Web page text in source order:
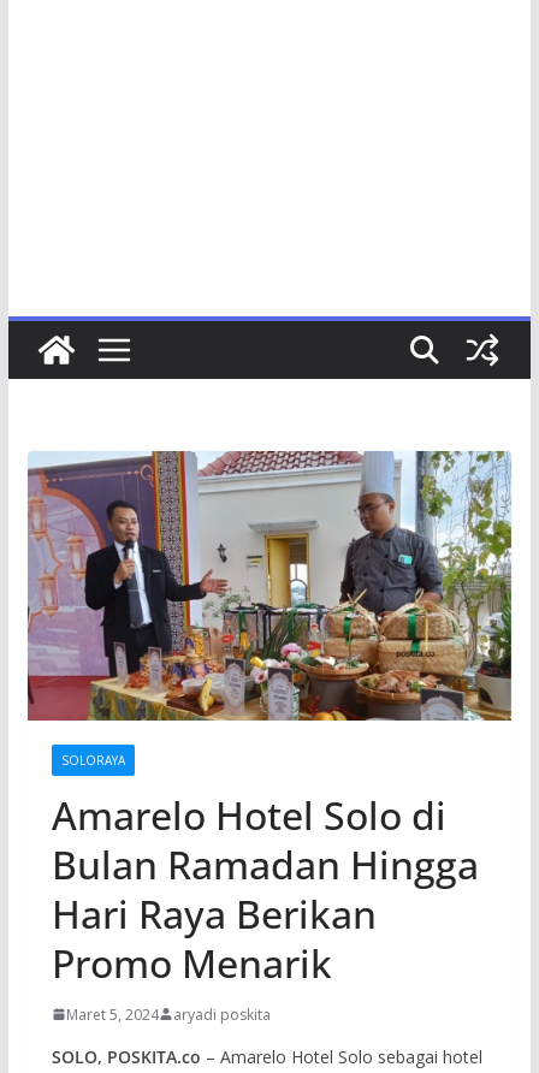
SOLORAYA
Amarelo Hotel Solo di
Bulan Ramadan Hingga
Hari Raya Berikan
Promo Menarik
Maret 5, 2024 aryadi poskita
SOLO, POSKITA.co – Amarelo Hotel Solo sebagai hotel